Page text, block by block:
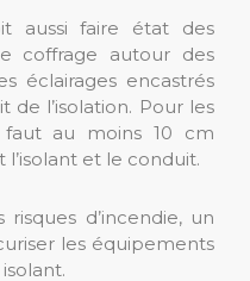
faire état des
coffrage autour des
éclairages encastrés
de l’isolation. Pour les
au moins 10 cm
l’isolant et le conduit.
d’incendie, un
les équipements